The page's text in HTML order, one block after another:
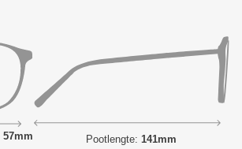
57mm Pootlengte: 141mm